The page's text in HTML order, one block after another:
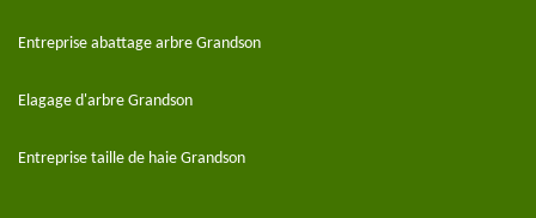
Entreprise abattage arbre Grandson
Elagage d'arbre Grandson
Entreprise taille de haie Grandson